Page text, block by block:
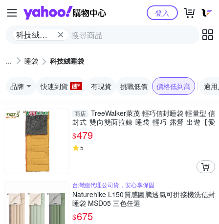
Yahoo購物中心
科技絨睡
登入
睡袋 科技絨睡袋
品牌 快速到貨 有現貨 挑戰低價 價格低到高 適
商店 TreeWalker萊茂 輕巧信封睡袋 輕量型 信
封式 雙向雙面拉鍊 睡袋 輕巧 露營 出遊【愛
買】
$479
5
台灣總代理公司貨，安心享保固
Naturehike L150質感圖騰透氣可拼接機洗信封
睡袋 MSD05 三色任選
$675